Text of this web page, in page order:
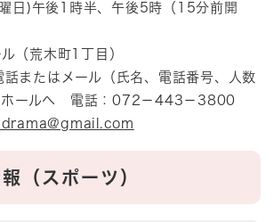
日)午後1時半、午後5時（15分前開
（荒木町1丁目）
またはメール（氏名、電話番号、人数
ホールへ 電話：072－443－3800
（スポーツ）